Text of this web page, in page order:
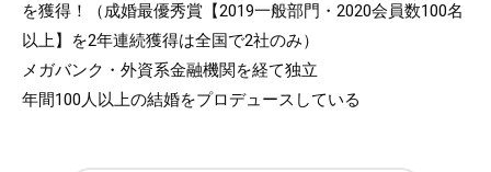
を獲得！（成婚最優秀賞【2019一般部門・2020会員数100名
以上】を2年連続獲得は全国で2社のみ）
メガバンク・外資系金融機関を経て独立
年間100人以上の結婚をプロデュースしている